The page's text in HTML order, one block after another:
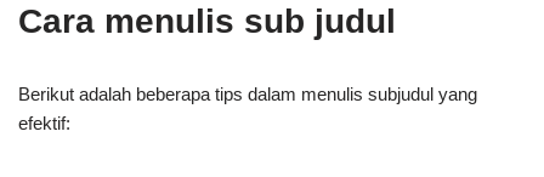
Cara menulis sub judul
Berikut adalah beberapa tips dalam menulis subjudul yang
efektif: